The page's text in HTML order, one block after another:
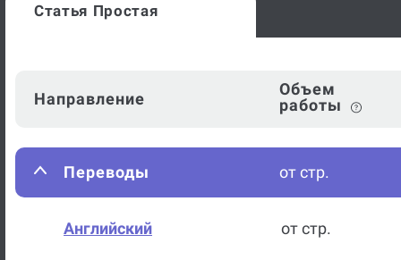
Статья Простая
Направление
Объем
работы
Переводы от стр.
Английский от стр.